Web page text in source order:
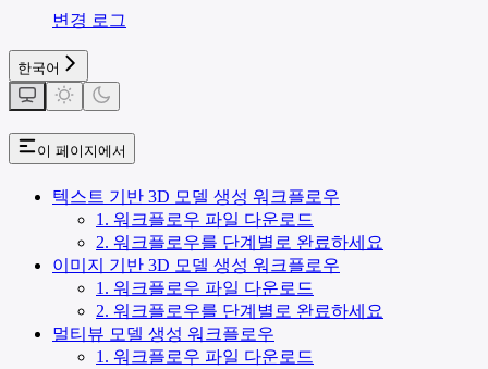
변경 로그
한국어
이 페이지에서
텍스트 기반 3D 모델 생성 워크플로우
1. 워크플로우 파일 다운로드
2. 워크플로우를 단계별로 완료하세요
이미지 기반 3D 모델 생성 워크플로우
1. 워크플로우 파일 다운로드
2. 워크플로우를 단계별로 완료하세요
멀티뷰 모델 생성 워크플로우
1. 워크플로우 파일 다운로드